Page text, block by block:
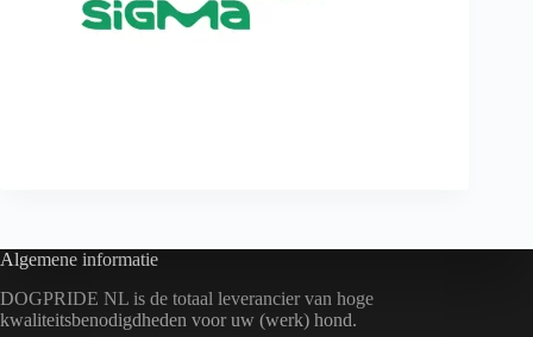
Algemene informatie
DOGPRIDE NL is de totaal leverancier van hoge
kwaliteitsbenodigdheden voor uw (werk) hond.